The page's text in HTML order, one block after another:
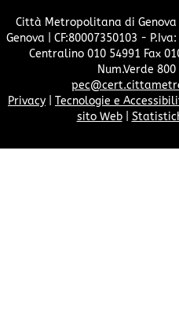
Città Metropolitana di
Genova | CF:80007350103 -
Centralino 010 54991 Fax
Num.Verde 800
Privacy
Tecnologie e
sito Web|